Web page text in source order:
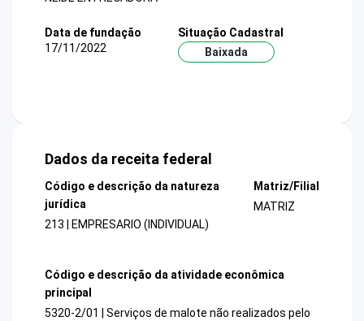
Data de fundação
17/11/2022
Situação Cadastral
Baixada
Dados da receita federal
Código e descrição da natureza
jurídica
213 | EMPRESARIO (INDIVIDUAL)
Matriz/Filial
MATRIZ
Código e descrição da atividade econômica
principal
5320-2/01 | Serviços de malote não realizados pelo